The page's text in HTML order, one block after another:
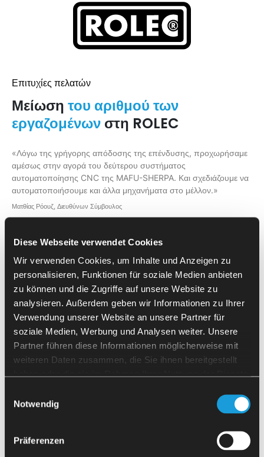
Diese Webseite verwendet Cookies
Wir verwenden Cookies, um Inhalte und Anzeigen zu
personalisieren, Funktionen für soziale Medien anbieten
zu können und die Zugriffe auf unsere Website zu
analysieren. Außerdem geben wir Informationen zu Ihrer
Verwendung unserer Website an unsere Partner für
soziale Medien, Werbung und Analysen weiter. Unsere
Partner führen diese Informationen möglicherweise mit
weiteren Daten zusammen, die Sie ihnen bereitgestellt
haben oder die sie im Rahmen Ihrer Nutzung der Dienste
Notwendig
Präferenzen
Επιτυχίες πελατών
Μείωση του αριθμού των
εργαζομένων στη ROLEC
«Λόγω της γρήγορης απόδοσης της επένδυσης, προχωρήσαμε
αμέσως στην αγορά του δεύτερου συστήματος
αυτοματοποίησης CNC της MAFU-SHERPA. Και σχεδιάζουμε να
αυτοματοποιήσουμε και άλλα μηχανήματα στο μέλλον.»
Ματθίας Ρόουζ, Διευθύνων Σύμβουλος
55% 2
ανά χειριστή
Μάθετε περισσότερα